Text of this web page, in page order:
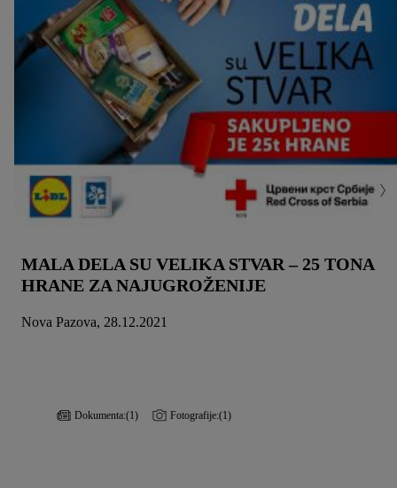
MALA DELA SU VELIKA STVAR – 25 TONA
HRANE ZA NAJUGROŽENIJE
Nova Pazova, 28.12.2021
Dokumenta:(1) Fotografije:(1)